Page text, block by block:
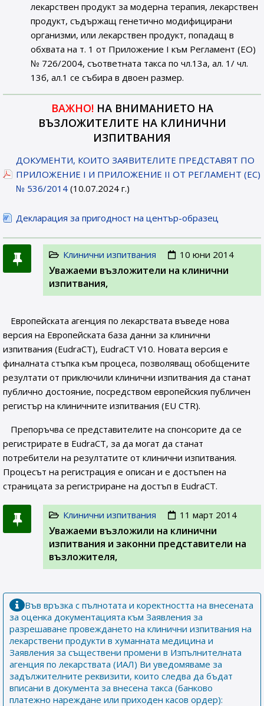
лекарствен продукт за модерна терапия, лекарствен
продукт, съдържащ генетично модифицирани
организми, или лекарствен продукт, попадащ в
обхвата на т. 1 от Приложение I към Регламент (ЕО)
№ 726/2004, съответната такса по чл.13а, ал. 1/ чл.
13б, ал.1 се събира в двоен размер.
ВАЖНО!НА ВНИМАНИЕТО НА
ВЪЗЛОЖИТЕЛИТЕ НА КЛИНИЧНИ
ИЗПИТВАНИЯ
ДОКУМЕНТИ, КОИТО ЗАЯВИТЕЛИТЕ ПРЕДСТАВЯТ ПО
ПРИЛОЖЕНИЕ I И ПРИЛОЖЕНИЕ II ОТ РЕГЛАМЕНТ (ЕС)
№ 536/2014 (10.07.2024 г.)
Декларация за пригодност на център-образец
Клинични изпитвания 10 юни 2014
Уважаеми възложители на клинични
изпитвания,
Европейската агенция по лекарствата въведе нова
версия на Европейската база данни за клинични
изпитвания (EudraCT), EudraCT V10. Новата версия е
финалната стъпка към процеса, позволяващ обобщените
резултати от приключили клинични изпитвания да станат
публично достояние, посредством европейския публичен
регистър на клиничните изпитвания (ЕU CTR).
Препоръчва се представителите на спонсорите да се
регистрирате в EudraCT, за да могат да станат
потребители на резултатите от клинични изпитвания.
Процесът на регистрация е описан и е достъпен на
страницата за регистриране на достъп в EudraCT.
Клинични изпитвания 11 март 2014
Уважаеми възложили на клинични
изпитвания и законни представители на
възложителя,
Във връзка с пълнотата и коректността на внесената
за оценка документацията към Заявления за
разрешаване провеждането на клинични изпитвания на
лекарствени продукти в хуманната медицина и
Заявления за съществени промени в Изпълнителната
агенция по лекарствата (ИАЛ) Ви уведомяваме за
задължителните реквизити, които следва да бъдат
вписани в документа за внесена такса (банково
платежно нареждане или приходен касов ордер):